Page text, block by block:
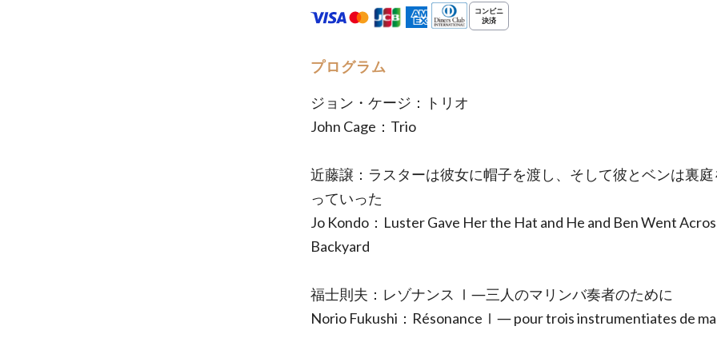
プログラム
ジョン・ケージ：トリオ
John Cage：Trio
近藤譲：ラスターは彼女に帽子を渡し、そして彼とベンは裏
っていった
Jo Kondo：Luster Gave Her the Hat and He and Ben Went
Backyard
福士則夫：レゾナンス Ⅰ―三人のマリンバ奏者のために
Norio Fukushi：RésonanceⅠ― pour trois instrumentiates de